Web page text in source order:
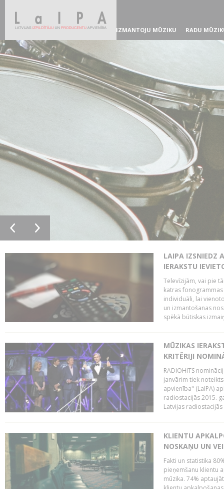
IZMANTOJU MŪZIKU RADU
LAIPA IZSNIEDZ
IERAKSTU
Televīzijām, vai pie
katras
individuāli, lai
un izmantošanas
spēkā būtiskas
MŪZIKAS
KRITĒRIJI
RADIOHITS
janvārim tiek
apvienība" (LaIPA)
radiostacijās 2015.
Latvijas
KLIENTU
NOSKAŅU UN
Fakti un statistika
pieņemšanu klientu
mūzika. 74%